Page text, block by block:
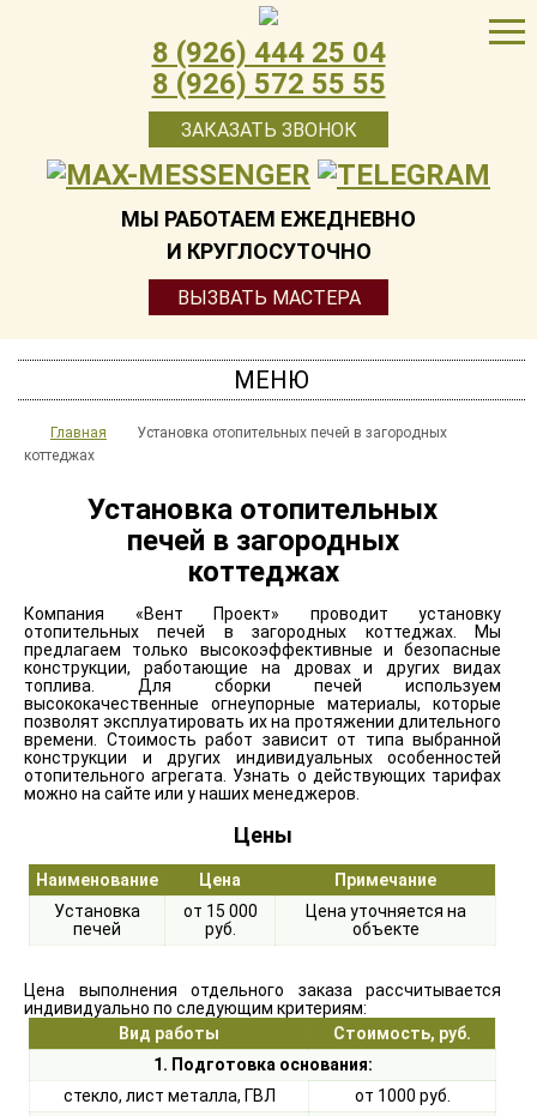
8 (926) 444 25 04
8 (926) 572 55 55
ЗАКАЗАТЬ ЗВОНОК
МЫ РАБОТАЕМ ЕЖЕДНЕВНО
И КРУГЛОСУТОЧНО
ВЫЗВАТЬ МАСТЕРА
МЕНЮ
Главная
Установка отопительных печей в загородных
коттеджах
Установка отопительных
печей в загородных
коттеджах
Компания «Вент Проект» проводит установку
отопительных печей в загородных коттеджах. Мы
предлагаем только высокоэффективные и безопасные
конструкции, работающие на дровах и других видах
топлива. Для сборки печей используем
высококачественные огнеупорные материалы, которые
позволят эксплуатировать их на протяжении длительного
времени. Стоимость работ зависит от типа выбранной
конструкции и других индивидуальных особенностей
отопительного агрегата. Узнать о действующих тарифах
можно на сайте или у наших менеджеров.
Цены
Наименование Цена
Примечание
Установка
печей
от 15 000
руб.
Цена уточняется на
объекте
Цена выполнения отдельного заказа рассчитывается
индивидуально по следующим критериям:
Вид работы
Стоимость, руб.
1. Подготовка основания:
стекло, лист металла, ГВЛ
от 1000 руб.